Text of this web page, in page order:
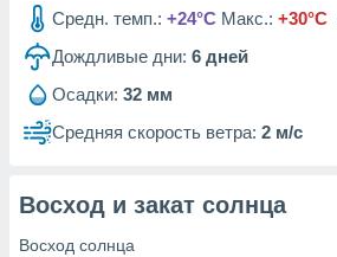
рекламы
сведения
наших 1199
Средн. темп.: +24°C Макс.: +30°C
Дождливые дни: 6 дней
Осадки: 32 мм
Средняя скорость ветра: 2 м/с
Восход и закат солнца
Восход солнца